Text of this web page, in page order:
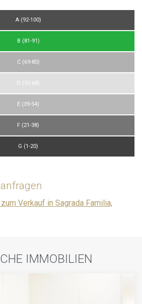
A (92-100)
B (81-91)
C (69-80)
D (55-68)
E (39-54)
F (21-38)
G (1-20)
Verkauf in Sagrada Familia,
IMMOBILIEN